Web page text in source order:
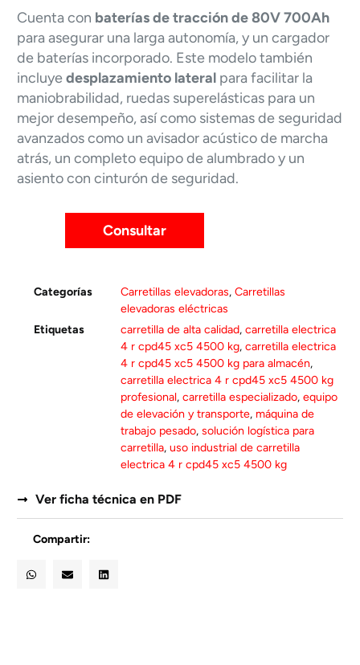
Cuenta con baterías de tracción de 80V 700Ah
para asegurar una larga autonomía, y un cargador
de baterías incorporado. Este modelo también
incluyedesplazamiento lateral para facilitar la
maniobrabilidad, ruedas superelásticas para un
mejor desempeño, así como sistemas de seguridad
avanzados como un avisador acústico de marcha
atrás, un completo equipo de alumbrado y un
asiento con cinturón de seguridad.
Consultar
Categorías Carretillas elevadoras,Carretillas
elevadoras eléctricas
Etiquetas
carretilla de alta calidad,carretilla electrica
4 r cpd45 xc5 4500 kg,carretilla electrica
4 r cpd45 xc5 4500 kg para almacén,
carretilla electrica 4 r cpd45 xc5 4500 kg
profesional,carretilla especializado,equipo
de elevación y transporte, máquina de
trabajo pesado,solución logística para
carretilla,uso industrial de carretilla
electrica 4 r cpd45 xc5 4500 kg
Ver ficha técnica en PDF
Compartir: